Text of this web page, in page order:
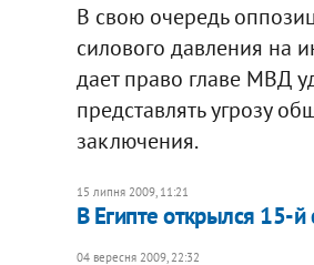
В свою очередь
силового давления на
дает право главе МВД
представлять угрозу
заключения.
15 липня 2009, 11:21
В Египте открылся 15-
04 вересня 2009, 22:32